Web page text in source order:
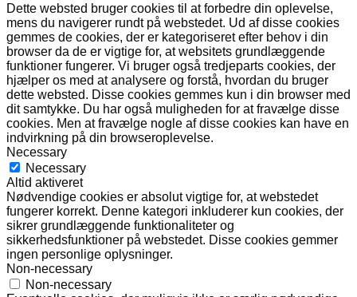
Dette websted bruger cookies til at forbedre din oplevelse,
mens du navigerer rundt på webstedet. Ud af disse cookies
gemmes de cookies, der er kategoriseret efter behov i din
browser da de er vigtige for, at websitets grundlæggende
funktioner fungerer. Vi bruger også tredjeparts cookies, der
hjælper os med at analysere og forstå, hvordan du bruger
dette websted. Disse cookies gemmes kun i din browser med
dit samtykke. Du har også muligheden for at fravælge disse
cookies. Men at fravælge nogle af disse cookies kan have en
indvirkning på din browseroplevelse.
Necessary
Necessary
Altid aktiveret
Nødvendige cookies er absolut vigtige for, at webstedet
fungerer korrekt. Denne kategori inkluderer kun cookies, der
sikrer grundlæggende funktionaliteter og
sikkerhedsfunktioner på webstedet. Disse cookies gemmer
ingen personlige oplysninger.
Non-necessary
Non-necessary